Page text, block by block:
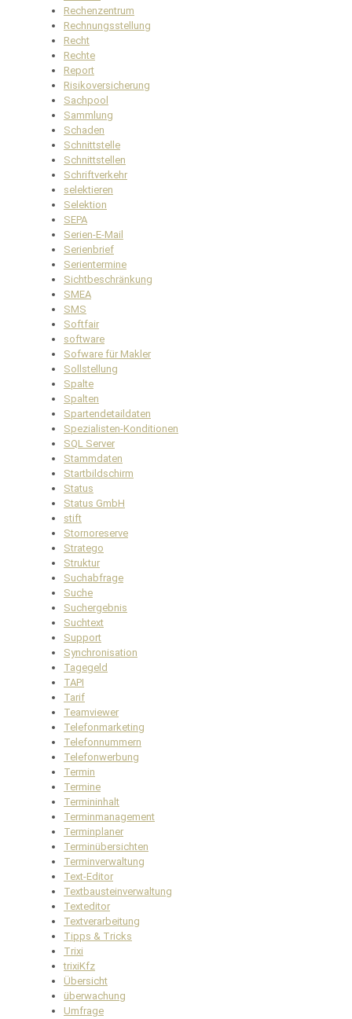
Rechenzentrum
Rechnungsstellung
Recht
Rechte
Report
Risikoversicherung
Sachpool
Sammlung
Schaden
Schnittstelle
Schnittstellen
Schriftverkehr
selektieren
Selektion
SEPA
Serien-E-Mail
Serienbrief
Serientermine
Sichtbeschränkung
SMEA
SMS
Softfair
software
Sofware für Makler
Sollstellung
Spalte
Spalten
Spartendetaildaten
Spezialisten-Konditionen
SQL Server
Stammdaten
Startbildschirm
Status
Status GmbH
stift
Stornoreserve
Stratego
Struktur
Suchabfrage
Suche
Suchergebnis
Suchtext
Support
Synchronisation
Tagegeld
TAPI
Tarif
Teamviewer
Telefonmarketing
Telefonnummern
Telefonwerbung
Termin
Termine
Termininhalt
Terminmanagement
Terminplaner
Terminübersichten
Terminverwaltung
Text-Editor
Textbausteinverwaltung
Texteditor
Textverarbeitung
Tipps & Tricks
Trixi
trixiKfz
Übersicht
überwachung
Umfrage